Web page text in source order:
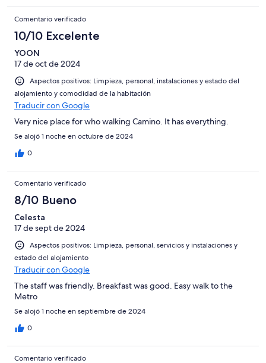
Comentario verificado
10/10 Excelente
YOON
17 de oct de 2024
Aspectos positivos: Limpieza, personal, instalaciones y estado del
alojamiento y comodidad de la habitación
Traducir con Google
Very nice place for who walking Camino. It has everything.
Se alojó 1 noche en octubre de 2024
0
Comentario verificado
8/10 Bueno
Celesta
17 de sept de 2024
Aspectos positivos: Limpieza, personal, servicios y instalaciones y
estado del alojamiento
Traducir con Google
The staff was friendly. Breakfast was good. Easy walk to the
Metro
Se alojó 1 noche en septiembre de 2024
0
Comentario verificado